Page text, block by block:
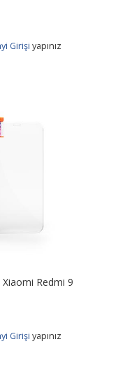
Girişi yapınız
Redmi 9
Girişi yapınız